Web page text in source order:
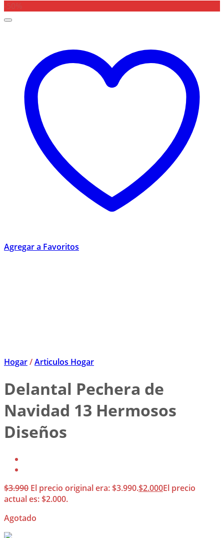
Agregar a Favoritos
Hogar/Articulos Hogar
Delantal Pechera de
Navidad 13 Hermosos
Diseños
$3.990 El precio original era: $3.990.$2.000El precio
actual es: $2.000.
Agotado